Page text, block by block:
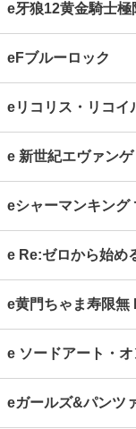
e牙狼12黄金騎士極
eFブルーロック
eリコリス・リコイ
e 新世紀エヴァン
eシャーマンキング
e Re:ゼロから始め
e黄門ちゃま寿限無
e ソードアート・
eガールズ&パンツ